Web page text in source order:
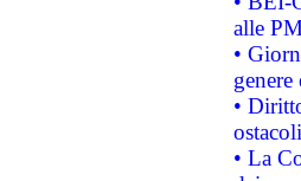
alle
•
•
• La